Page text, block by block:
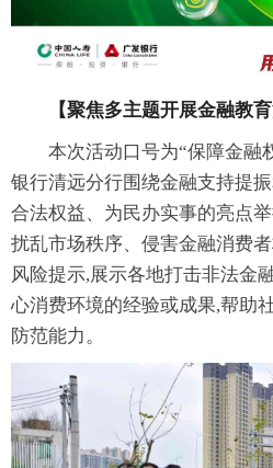
【聚焦多主题开展金融教育
本次活动口号为“保障金融
银行清远分行围绕金融支持提
合法权益、为民办实事的亮点
扰乱市场秩序、侵害金融消费
风险提示,展示各地打击非法金
心消费环境的经验或成果,帮助
防范能力。